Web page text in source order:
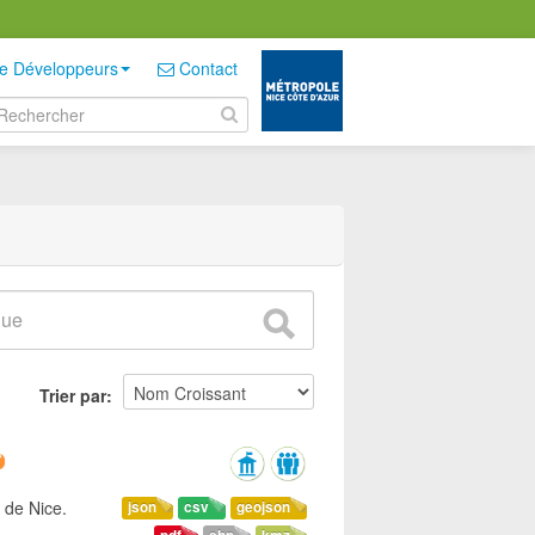
Développeurs Contact
Trier par
geojson
csv
json
Nice.